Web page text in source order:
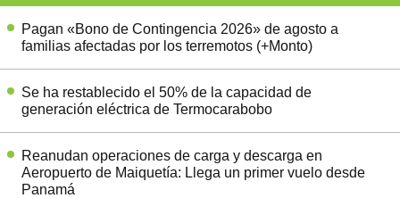
Pagan «Bono de Contingencia 2026» de agosto a
familias afectadas por los terremotos (+Monto)
Se ha restablecido el 50% de la capacidad de
generación eléctrica de Termocarabobo
Reanudan operaciones de carga y descarga en
Aeropuerto de Maiquetía: Llega un primer vuelo desde
Panamá